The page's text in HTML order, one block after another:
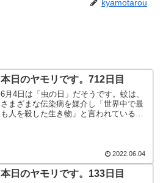
kyamotarou
本日のヤモリです。712日目
6月4日は「虫の日」だそうです。蚊は、
さまざまな伝染病を媒介し「世界中で最
も人を殺した生き物」と言われているそ
いいところです。そんなこんなで、本日
のヤモリです。
2022.06.04
本日のヤモリです。133日目